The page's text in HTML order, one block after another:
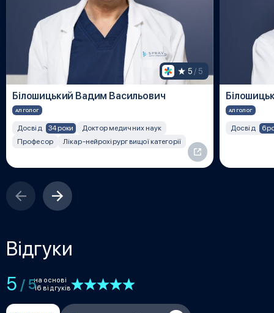
5 / 5
Білошицький Вадим Васильович
АЛГОЛОГ
Досвід 34 роки
Доктор медичних наук
Професор
Лікар-нейрохірург вищої категорії
АЛГОЛОГ
Досвід 6
Відгуки
5 / 5на основі
16 відгуків